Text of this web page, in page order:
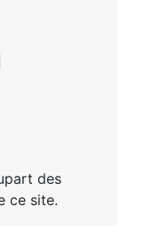
des
ce site.